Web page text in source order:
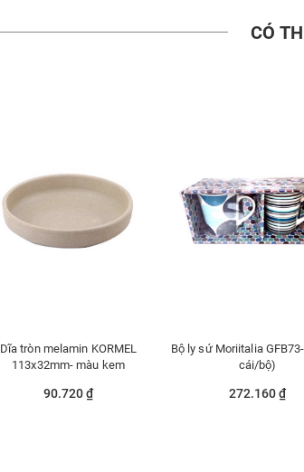
CÓ
Dĩa tròn melamin KORMEL
113x32mm- màu kem
90.720 ₫
Bộ ly sứ Moriitalia
cái/bộ)
272.160 ₫